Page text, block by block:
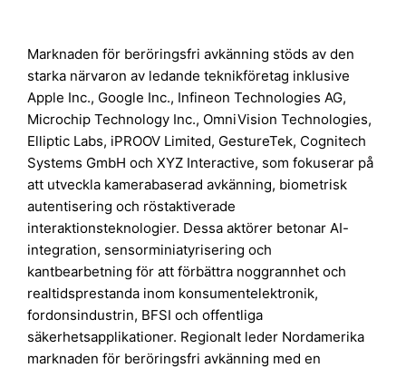
Marknaden för beröringsfri avkänning stöds av den
starka närvaron av ledande teknikföretag inklusive
Apple Inc., Google Inc., Infineon Technologies AG,
Microchip Technology Inc., OmniVision Technologies,
Elliptic Labs, iPROOV Limited, GestureTek, Cognitech
Systems GmbH och XYZ Interactive, som fokuserar på
att utveckla kamerabaserad avkänning, biometrisk
autentisering och röstaktiverade
interaktionsteknologier. Dessa aktörer betonar AI-
integration, sensorminiatyrisering och
kantbearbetning för att förbättra noggrannhet och
realtidsprestanda inom konsumentelektronik,
fordonsindustrin, BFSI och offentliga
säkerhetsapplikationer. Regionalt leder Nordamerika
marknaden för beröringsfri avkänning med en